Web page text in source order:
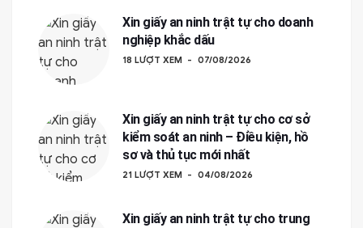
Xin giấy an ninh trật tự cho doanh
nghiệp khắc dấu
18 LƯỢT XEM 07/08/2026
Xin giấy an ninh trật tự cho cơ sở
kiểm soát an ninh – Điều kiện, hồ
sơ và thủ tục mới nhất
21 LƯỢT XEM 04/08/2026
Xin giấy an ninh trật tự cho trung